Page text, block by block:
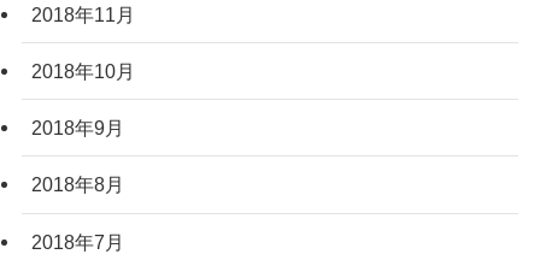
2018年11月
2018年10月
2018年9月
2018年8月
2018年7月